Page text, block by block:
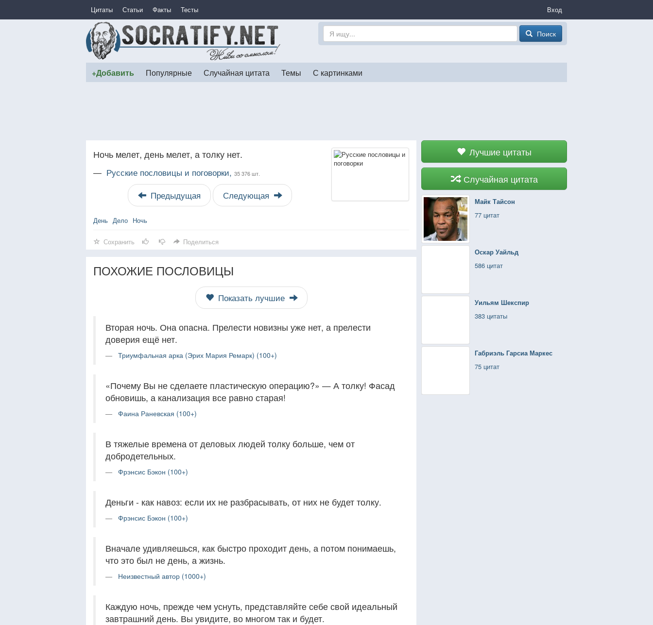
Цитаты Статьи Факты Тесты Вход
Поиск
+Добавить Популярные Случайная цитата Темы С картинками
Лучшие цитаты
Случайная цитата
Майк Тайсон
77 цитат
Оскар Уайльд
586 цитат
Уильям Шекспир
383 цитаты
Габриэль Гарсиа Маркес
75 цитат
Ночь мелет, день мелет, а толку нет.
— Русские пословицы и поговорки, 35 376 шт.
Предыдущая Следующая
День Дело Ночь
Сохранить Поделиться
ПОХОЖИЕ ПОСЛОВИЦЫ
Показать лучшие
Вторая ночь. Она опасна. Прелести новизны уже нет, а прелести
доверия ещё нет.
Триумфальная арка (Эрих Мария Ремарк) (100+)
«Почему Вы не сделаете пластическую операцию?» — А толку! Фасад
обновишь, а канализация все равно старая!
Фаина Раневская (100+)
В тяжелые времена от деловых людей толку больше, чем от
добродетельных.
Фрэнсис Бэкон (100+)
Деньги - как навоз: если их не разбрасывать, от них не будет толку.
Фрэнсис Бэкон (100+)
Вначале удивляешься, как быстро проходит день, а потом понимаешь,
что это был не день, а жизнь.
Неизвестный автор (1000+)
Каждую ночь, прежде чем уснуть, представляйте себе свой идеальный
завтрашний день. Вы увидите, во многом так и будет.